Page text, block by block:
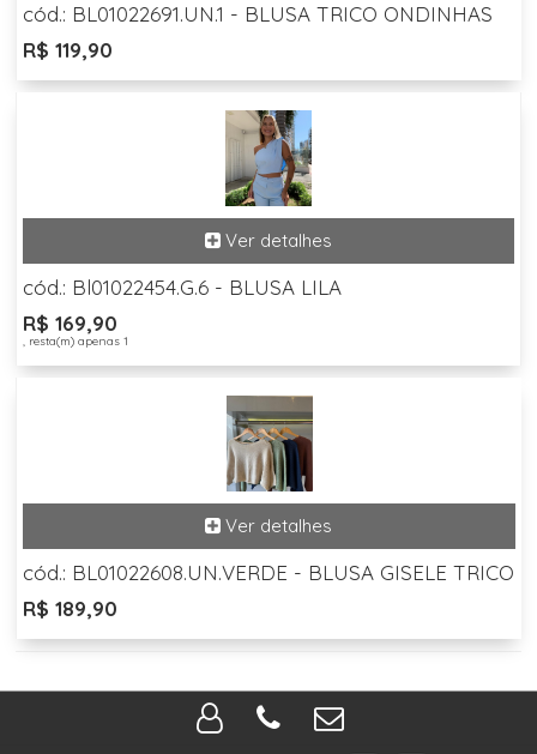
cód.: BL01022691.UN.1 - BLUSA TRICO ONDINHAS
R$ 119,90
cód.: Bl01022454.G.6 - BLUSA LILA
R$ 169,90
, resta(m) apenas 1
cód.: BL01022608.UN.VERDE - BLUSA GISELE TRICO
R$ 189,90